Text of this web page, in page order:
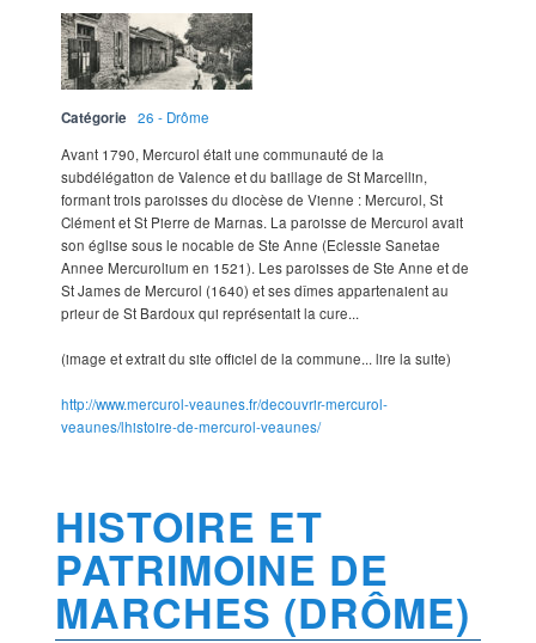
Catégorie
26 - Drôme
Avant 1790, Mercurol était une communauté de la
subdélégation de Valence et du baillage de St Marcellin,
formant trois paroisses du diocèse de Vienne : Mercurol, St
Clément et St Pierre de Marnas. La paroisse de Mercurol avait
son église sous le nocable de Ste Anne (Eclessie Sanetae
Annee Mercurolium en 1521). Les paroisses de Ste Anne et de
St James de Mercurol (1640) et ses dîmes appartenaient au
prieur de St Bardoux qui représentait la cure...
(image et extrait du site officiel de la commune... lire la suite)
http://www.mercurol-veaunes.fr/decouvrir-mercurol-
veaunes/lhistoire-de-mercurol-veaunes/
HISTOIRE ET
PATRIMOINE DE
MARCHES (DRÔME)